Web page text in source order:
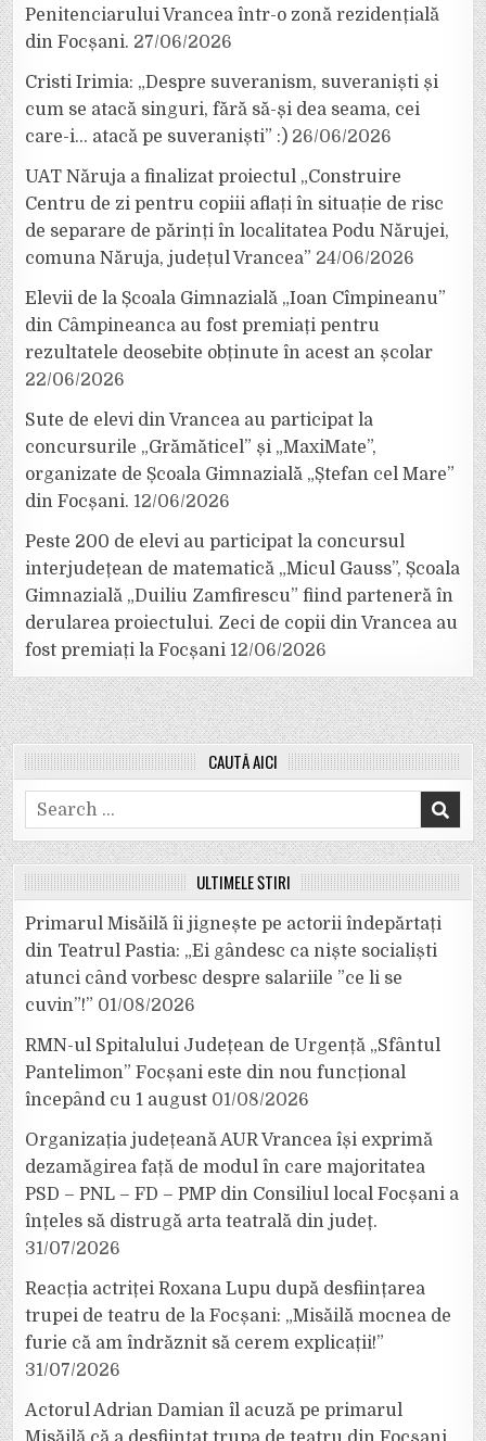
Penitenciarului Vrancea într-o zonă rezidențială
din Focșani. 27/06/2026
Cristi Irimia: „Despre suveranism, suveraniști și
cum se atacă singuri, fără să-și dea seama, cei
care-i… atacă pe suveraniști” :) 26/06/2026
UAT Năruja a finalizat proiectul „Construire
Centru de zi pentru copiii aflați în situație de risc
de separare de părinți în localitatea Podu Nărujei,
comuna Năruja, județul Vrancea” 24/06/2026
Elevii de la Școala Gimnazială „Ioan Cîmpineanu”
din Câmpineanca au fost premiați pentru
rezultatele deosebite obținute în acest an școlar
22/06/2026
Sute de elevi din Vrancea au participat la
concursurile „Grămăticel” și „MaxiMate”,
organizate de Școala Gimnazială „Ștefan cel Mare”
din Focșani. 12/06/2026
Peste 200 de elevi au participat la concursul
interjudețean de matematică „Micul Gauss”, Școala
Gimnazială „Duiliu Zamfirescu” fiind parteneră în
derularea proiectului. Zeci de copii din Vrancea au
fost premiați la Focșani 12/06/2026
CAUTĂ AICI
Search
for:
ULTIMELE ȘTIRI
Primarul Misăilă îi jignește pe actorii îndepărtați
din Teatrul Pastia: „Ei gândesc ca niște socialiști
atunci când vorbesc despre salariile ”ce li se
cuvin”!” 01/08/2026
RMN-ul Spitalului Județean de Urgență „Sfântul
Pantelimon” Focșani este din nou funcțional
începând cu 1 august 01/08/2026
Organizația județeană AUR Vrancea își exprimă
dezamăgirea față de modul în care majoritatea
PSD – PNL – FD – PMP din Consiliul local Focșani a
înțeles să distrugă arta teatrală din județ.
31/07/2026
Reacția actriței Roxana Lupu după desființarea
trupei de teatru de la Focșani: „Misăilă mocnea de
furie că am îndrăznit să cerem explicații!”
31/07/2026
Actorul Adrian Damian îl acuză pe primarul